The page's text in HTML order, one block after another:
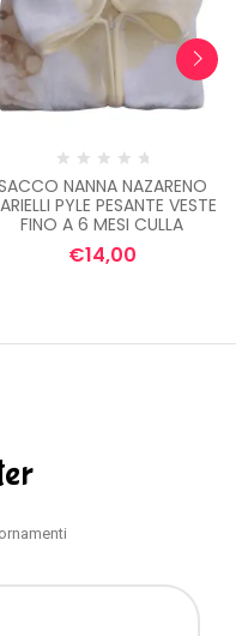
NANNA NAZARENO
PYLE PESANTE VESTE
FINO A 6 MESI CULLA
€14,00